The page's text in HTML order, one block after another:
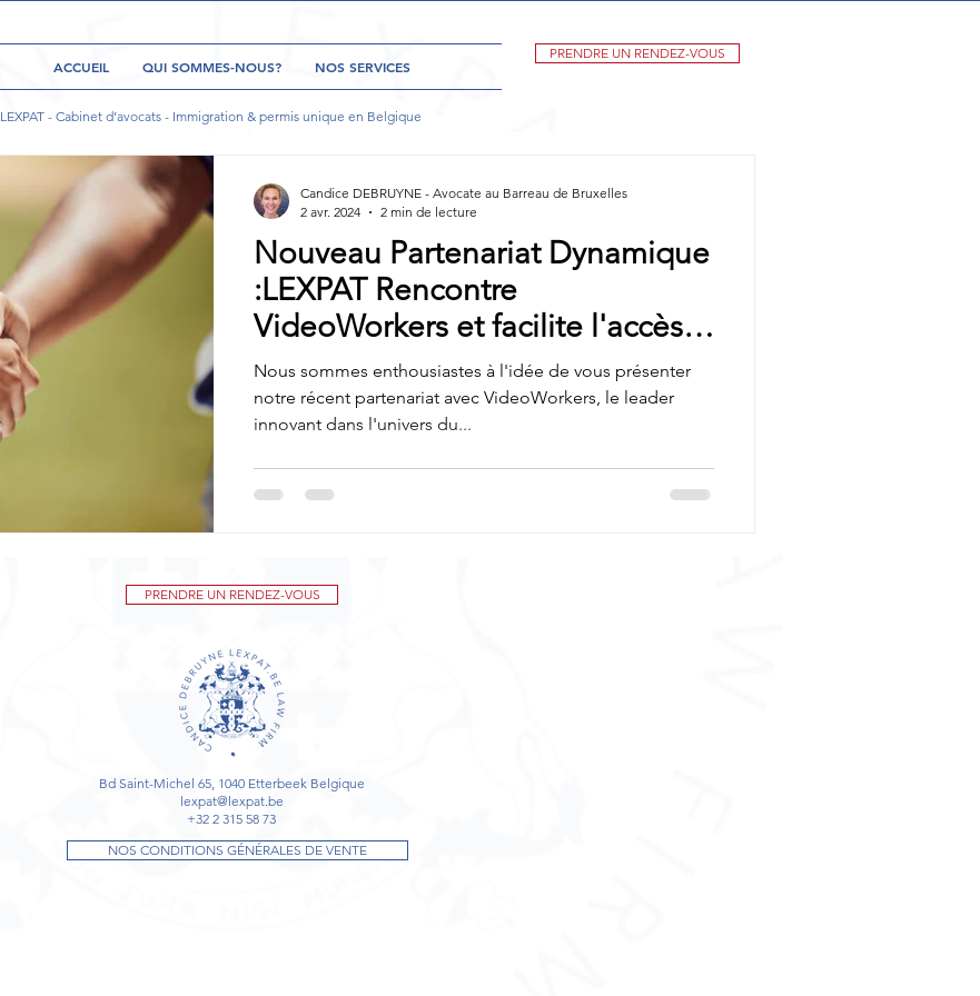
ACCUEIL QUI SOMMES-NOUS? NOS SERVICES
PRENDRE UN RENDEZ-VOUS
LEXPAT - Cabinet d’avocats - Immigration & permis unique en Belgique
Nouveau Partenariat Dynamique
:LEXPAT Rencontre
VideoWorkers et facilite l'accès
au permis unique en Belgique
Nous sommes enthousiastes à l'idée de vous présenter
notre récent partenariat avec VideoWorkers, le leader
innovant dans l'univers du...
Candice DEBRUYNE - Avocate au Barreau de Bruxelles
2 avr. 2024
2 min de lecture
PRENDRE UN RENDEZ-VOUS
Bd Saint-Michel 65, 1040 Etterbeek Belgique
lexpat@lexpat.be
+32 2 315 58 73
NOS CONDITIONS GÉNÉRALES DE VENTE